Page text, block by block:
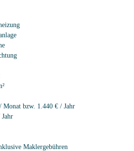
Monat bzw. 1.440 € / Jahr
Maklergebühren